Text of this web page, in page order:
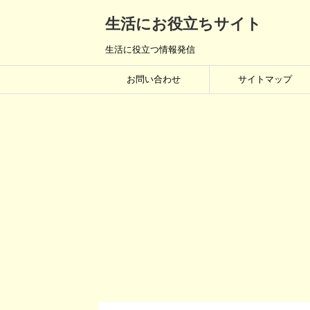
生活にお役立ちサイト
生活に役立つ情報発信
お問い合わせ サイトマップ